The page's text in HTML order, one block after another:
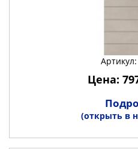
Артикул:
Цена:
(открыть в